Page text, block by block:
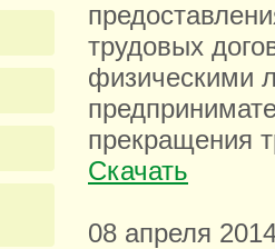
трудовых
физическими
прекращения
Скачать
08 апреля